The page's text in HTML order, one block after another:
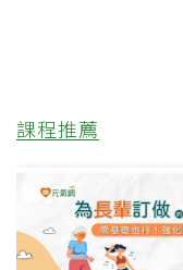
課程推薦